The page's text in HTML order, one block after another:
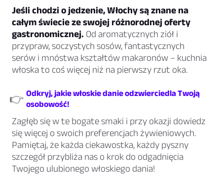
Jeśli chodzi o jedzenie, Włochy są znane na
całym świecie ze swojej różnorodnej oferty
gastronomicznej. Od aromatycznych ziół i
przypraw, soczystych sosów, fantastycznych
serów i mnóstwa kształtów makaronów – kuchnia
włoska to coś więcej niż na pierwszy rzut oka.
👉 Odkryj, jakie włoskie danie odzwierciedla Twoją
osobowość!
Zagłęb się w te bogate smaki i przy okazji dowiedz
się więcej o swoich preferencjach żywieniowych.
Pamiętaj, że każda ciekawostka, każdy pyszny
szczegół przybliża nas o krok do odgadnięcia
Twojego ulubionego włoskiego dania!